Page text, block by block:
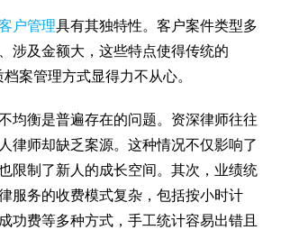
户管理具有其独特性。客户案件类型多
涉及金额大，这些特点使得传统的
案管理方式显得力不从心。
均衡是普遍存在的问题。资深律师往往
律师却缺乏案源。这种情况不仅影响了
限制了新人的成长空间。其次，业绩统
服务的收费模式复杂，包括按小时计
功费等多种方式，手工统计容易出错且